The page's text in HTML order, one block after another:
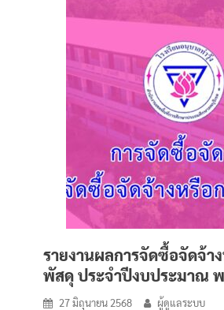
รายงานผลการจัดซื้อจัดจ้า
พัสดุ ประจำปีงบประมาณ
27 มิถุนายน 2568 ผู้ดูแลระบบ